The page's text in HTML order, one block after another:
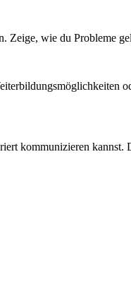
Zeige, wie du Probleme
kommunizieren kannst.